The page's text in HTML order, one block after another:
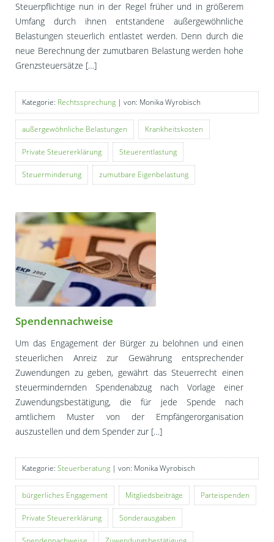
Steuerpflichtige nun in der Regel früher und in größerem
Umfang durch ihnen entstandene außergewöhnliche
Belastungen steuerlich entlastet werden. Denn durch die
neue Berechnung der zumutbaren Belastung werden hohe
Grenzsteuersätze […]
Kategorie: Rechtssprechung | von: Monika Wyrobisch
außergewöhnliche Belastungen Krankheitskosten
Private Steuererklärung Steuerentlastung
Steuerminderung zumutbare Eigenbelastung
Spendennachweise
Um das Engagement der Bürger zu belohnen und einen
steuerlichen Anreiz zur Gewährung entsprechender
Zuwendungen zu geben, gewährt das Steuerrecht einen
steuermindernden Spendenabzug nach Vorlage einer
Zuwendungsbestätigung, die für jede Spende nach
amtlichem Muster von der Empfängerorganisation
auszustellen und dem Spender zur […]
Kategorie: Steuerberatung | von: Monika Wyrobisch
bürgerliches Engagement Mitgliedsbeiträge Parteispenden
Private Steuererklärung Sonderausgaben